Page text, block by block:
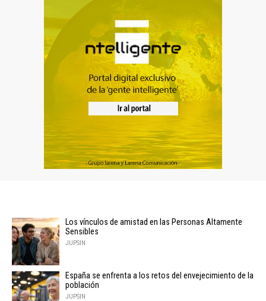
Los vínculos de amistad en las Personas Altamente
Sensibles
JUPSIN
España se enfrenta a los retos del envejecimiento de la
población
JUPSIN